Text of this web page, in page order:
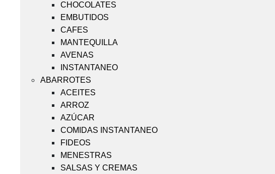
CHOCOLATES
EMBUTIDOS
CAFES
MANTEQUILLA
AVENAS
INSTANTANEO
ABARROTES
ACEITES
ARROZ
AZÚCAR
COMIDAS INSTANTANEO
FIDEOS
MENESTRAS
SALSAS Y CREMAS